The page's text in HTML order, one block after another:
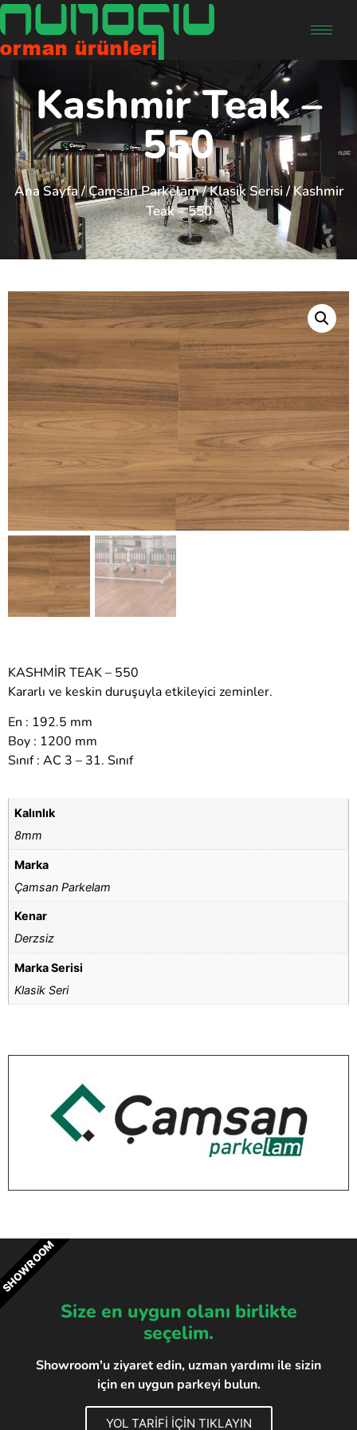
Kashmir Teak –
550
Ana Sayfa/Çamsan Parkelam/Klasik Serisi/ Kashmir
Teak – 550
KASHMİR TEAK – 550
Kararlı ve keskin duruşuyla etkileyici zeminler.
En : 192.5 mm
Boy : 1200 mm
Sınıf : AC 3 – 31. Sınıf
Kalınlık
8mm
Marka
Çamsan Parkelam
Kenar
Derzsiz
Marka Serisi
Klasik Seri
Size en uygun olanı birlikte
seçelim.
Showroom'u ziyaret edin, uzman yardımı ile sizin
için en uygun parkeyi bulun.
YOL TARİFİ İÇİN TIKLAYIN
SHOWROOM